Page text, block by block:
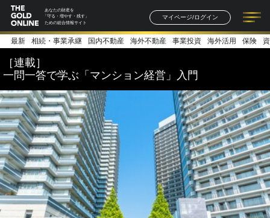
あなたの財産を
「守る・増やす・残す」
ための総合情報サイト
マイページ/ログイン
記事一覧 連載一覧
著者一覧 書籍一覧
最新 相続・事業承継 国内不動産 海外不動産 事業投資 海外活用 保険
［連載］
一問一答で学ぶ「マンション経営」入門